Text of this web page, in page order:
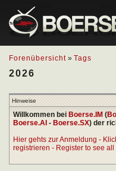
Forenübersicht » Tags
2026
Hinweise
Willkommen bei Boerse.IM (
Boerse.AI - Boerse.SX) der
Hier gehts zur Anmeldung -
registrieren - Register to see all